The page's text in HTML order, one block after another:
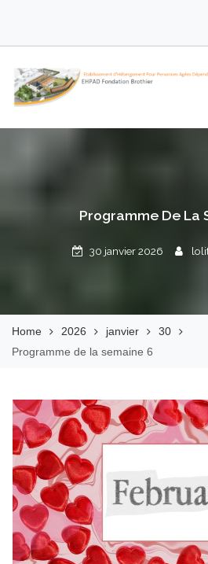
content
Programme De La
30 janvier 2026
Home 2026 janvier
30
Programme de la semaine 6